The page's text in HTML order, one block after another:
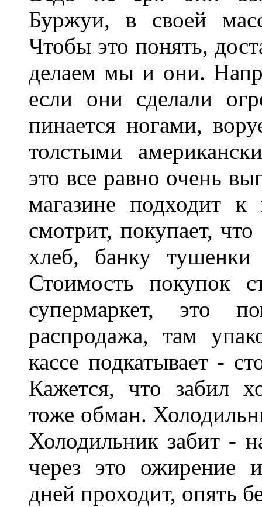
Буржуи, в своей
Чтобы это понять,
делаем мы и они.
если они сделали
пинается ногами,
толстыми
это все равно очень
магазине подходит к
смотрит, покупает,
хлеб, банку
Стоимость покупок
супермаркет, это
распродажа, там
кассе подкатывает -
Кажется, что забил
тоже обман.
Холодильник забит -
через это ожирение
дней проходит, опять